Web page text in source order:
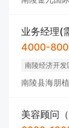
业务经理(
4000-
南陵经济开发
南陵县海朋
美容顾问